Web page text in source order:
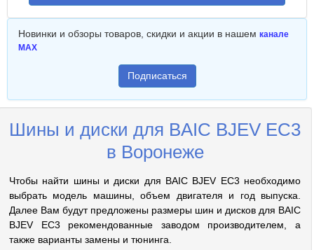
Новинки и обзоры товаров, скидки и акции в нашем канале
MAX
Подписаться
Шины и диски для BAIC BJEV EC3
в Воронеже
Чтобы найти шины и диски для BAIC BJEV EC3 необходимо
выбрать модель машины, объем двигателя и год выпуска.
Далее Вам будут предложены размеры шин и дисков для BAIC
BJEV EC3 рекомендованные заводом производителем, а
также варианты замены и тюнинга.